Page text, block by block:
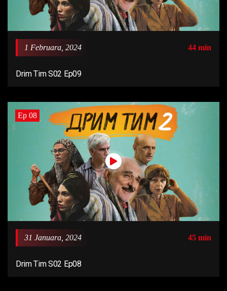
1 Februara, 2024 44 min
Drim Tim S02 Ep09
Ep 08
31 Januara, 2024 45 min
Drim Tim S02 Ep08